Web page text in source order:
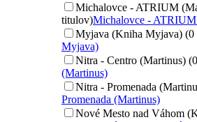
Michalovce - ATRIUM
titulov)Michalovce -
Myjava (Kniha Myjava) (0
Myjava)
Nitra - Centro (Martinus)
(Martinus)
Nitra - Promenada
Promenada (Martinus)
Nové Mesto nad Váhom